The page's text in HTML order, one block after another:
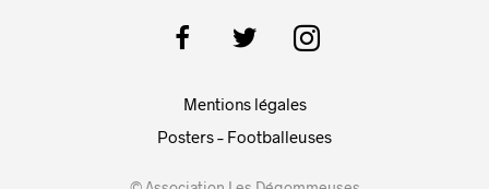
Mentions légales
Posters – Footballeuses